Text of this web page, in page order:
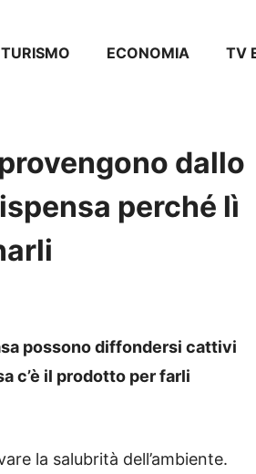
TURISMO ECONOMIA TV
dallo
perché lì
possono diffondersi cattivi
c’è il prodotto per farli
la salubrità dell’ambiente.